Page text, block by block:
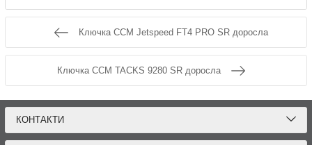
Ключка CCM Jetspeed FT4 PRO SR доросла
Ключка CCM TACKS 9280 SR доросла
КОНТАКТИ